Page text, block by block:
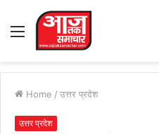
Menu
Home / उत्तर प्रदेश
उत्तर प्रदेश